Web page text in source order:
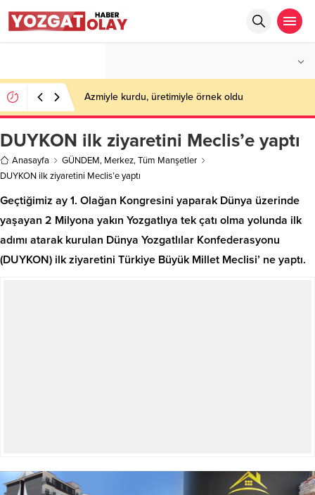
Azmiyle kurdu, üretimiyle örnek oldu
DUYKON ilk ziyaretini Meclis’e yaptı
Anasayfa GÜNDEM, Merkez,Tüm Manşetler
DUYKON ilk ziyaretini Meclis’e yaptı
Geçtiğimiz ay 1. Olağan Kongresini yaparak Dünya üzerinde
yaşayan 2 Milyona yakın Yozgatlıya tek çatı olma yolunda ilk
adımı atarak kurulan Dünya Yozgatlılar Konfederasyonu
(DUYKON) ilk ziyaretini Türkiye Büyük Millet Meclisi’ ne yaptı.